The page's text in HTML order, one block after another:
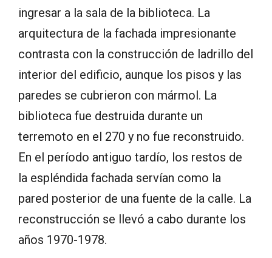
ingresar a la sala de la biblioteca. La
arquitectura de la fachada impresionante
contrasta con la construcción de ladrillo del
interior del edificio, aunque los pisos y las
paredes se cubrieron con mármol. La
biblioteca fue destruida durante un
terremoto en el 270 y no fue reconstruido.
En el período antiguo tardío, los restos de
la espléndida fachada servían como la
pared posterior de una fuente de la calle. La
reconstrucción se llevó a cabo durante los
años 1970-1978.